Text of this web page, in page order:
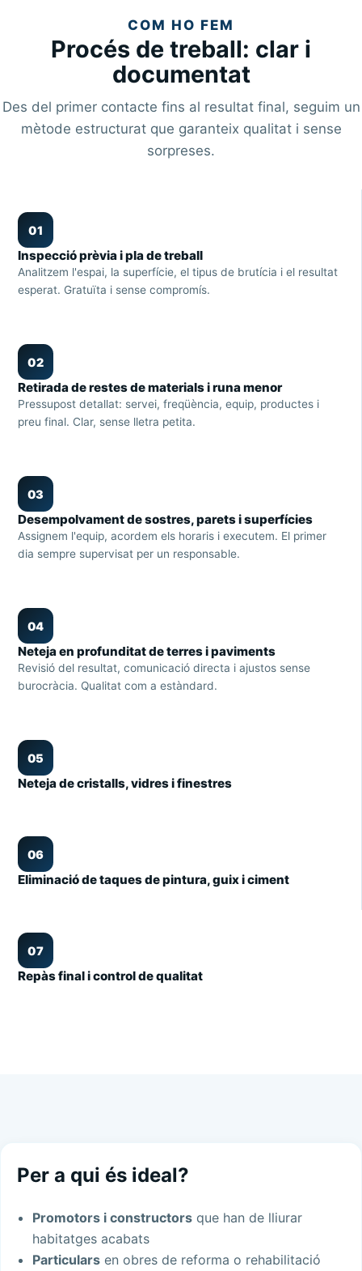
COM HO FEM
Procés de treball: clar i
documentat
Des del primer contacte fins al resultat final, seguim un
mètode estructurat que garanteix qualitat i sense
sorpreses.
01
Inspecció prèvia i pla de treball
Analitzem l'espai, la superfície, el tipus de brutícia i el resultat
esperat. Gratuïta i sense compromís.
02
Retirada de restes de materials i runa menor
Pressupost detallat: servei, freqüència, equip, productes i
preu final. Clar, sense lletra petita.
03
Desempolvament de sostres, parets i superfícies
Assignem l'equip, acordem els horaris i executem. El primer
dia sempre supervisat per un responsable.
04
Neteja en profunditat de terres i paviments
Revisió del resultat, comunicació directa i ajustos sense
burocràcia. Qualitat com a estàndard.
05
Neteja de cristalls, vidres i finestres
06
Eliminació de taques de pintura, guix i ciment
07
Repàs final i control de qualitat
Per a qui és ideal?
Promotors i constructors que han de lliurar
habitatges acabats
Particulars en obres de reforma o rehabilitació